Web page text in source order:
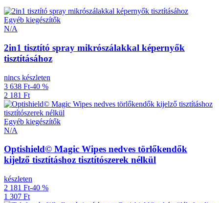
Egyéb kiegészítők
N/A
2in1 tisztító spray mikrószálakkal képernyők
tisztításához
nincs készleten
3 638 Ft-40 %
2 181 Ft
Egyéb kiegészítők
N/A
Optishield© Magic Wipes nedves törlőkendők
kijelző tisztításhoz tisztítószerek nélkül
készleten
2 181 Ft-40 %
1 307 Ft